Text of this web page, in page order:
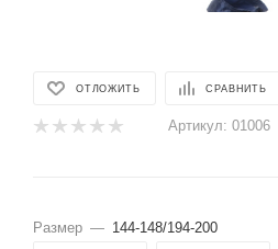
ОТЛОЖИТЬ СРАВНИТЬ
Артикул: 01006
Размер — 144-148/194-200